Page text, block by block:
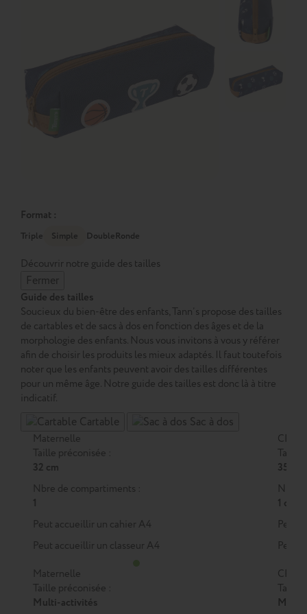
Format :
Triple Simple DoubleRonde
Découvrir notre guide des tailles
Fermer
Guide des tailles
Soucieux du bien-être des enfants, Tann’s propose des tailles
de cartables et de sacs à dos en fonction des âges et de la
morphologie des enfants. Nous vous invitons à vous y référer
afin de choisir les produits les mieux adaptés. Il faut toutefois
noter que les enfants peuvent avoir des tailles différentes
pour un même âge. Notre guide des tailles est donc là à titre
indicatif.
Cartable Sac à dos
Maternelle
Taille préconisée :
32 cm
Nbre de compartiments :
1
Peut accueillir un cahier A4
Peut accueillir un classeur A4
CP
Taille
35 cm
Nbre
1 ou 2
Peut
Peut
Maternelle
Taille préconisée :
Multi-activités
CP
Taille
M